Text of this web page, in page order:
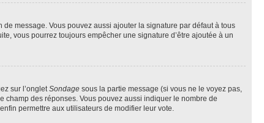
de message. Vous pouvez aussi ajouter la signature par défaut à tous
vous pourrez toujours empêcher une signature d’être ajoutée à un
sur l’ongletSondage sous la partie message (si vous ne le voyez pas,
des réponses. Vous pouvez aussi indiquer le nombre de
permettre aux utilisateurs de modifier leur vote.